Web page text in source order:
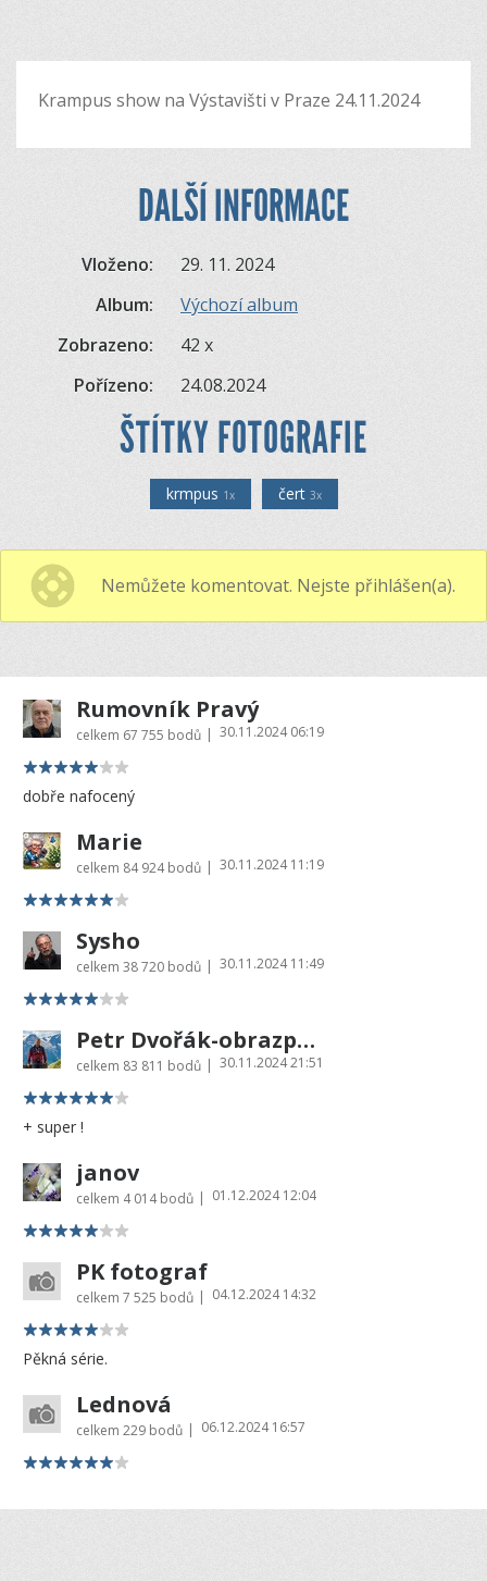
Krampus show na Výstavišti v Praze 24.11.2024
DALŠÍ INFORMACE
Vloženo:
29. 11. 2024
Album:
Výchozí album
Zobrazeno:
42 x
Pořízeno:
24.08.2024
ŠTÍTKY FOTOGRAFIE
krmpus 1x čert 3x
Nemůžete komentovat. Nejste přihlášen(a).
Rumovník Pravý
celkem 67 755 bodů 30.11.2024 06:19
dobře nafocený
Marie
celkem 84 924 bodů 30.11.2024 11:19
Sysho
celkem 38 720 bodů 30.11.2024 11:49
Petr Dvořák-obrazprovas.cz
celkem 83 811 bodů 30.11.2024 21:51
+ super !
janov
celkem 4 014 bodů 01.12.2024 12:04
PK fotograf
celkem 7 525 bodů 04.12.2024 14:32
Pěkná série.
Lednová
celkem 229 bodů 06.12.2024 16:57